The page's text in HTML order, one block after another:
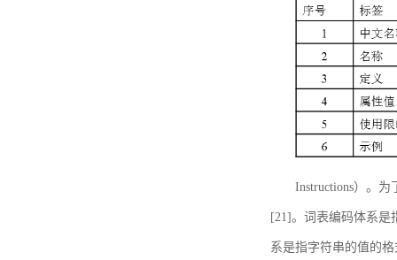
Instructions）。
[21]。词表编码体系是
系是指字符串的值的